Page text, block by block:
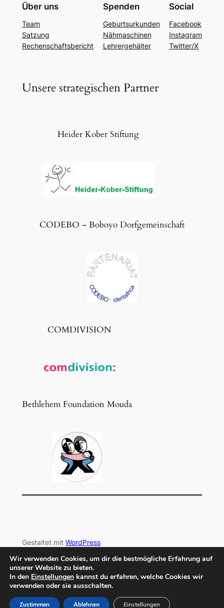
Über uns
Team
Satzung
Rechenschaftsbericht
Spenden
Geburtsurkunden
Nähmaschinen
Lehrergehälter
Social
Facebook
Instagram
Twitter/X
Unsere strategischen Partner
Heider Kober Stiftung
CODEBO – Boboyo Dorfgemeinschaft
COMDIVISION
Bethlehem Foundation Mouda
Gestaltet mit WordPress
© 2024 ident.africa e.V. | Impressum | Datenschutz
Wir verwenden Cookies, um dir die bestmögliche Erfahrung auf
unserer Website zu bieten.
In den Einstellungen kannst du erfahren, welche Cookies wir
verwenden oder sie ausschalten.
Zustimmen Ablehnen Einstellungen